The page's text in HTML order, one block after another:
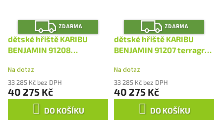
Z
D
A
R
M
A
ZDARMA
dětské hřiště KARIBU
BENJAMIN 91208
Na dotaz
33 285 Kč bez DPH
40 275 Kč
DO KOŠÍKU
Z
D
A
R
M
A
ZDARMA
dětské hřiště KARIBU
BENJAMIN 91207 terragrau
Na dotaz
33 285 Kč bez DPH
40 275 Kč
DO KOŠÍKU